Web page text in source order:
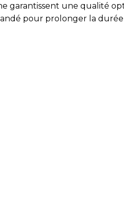
garantissent une qualité
pour prolonger la